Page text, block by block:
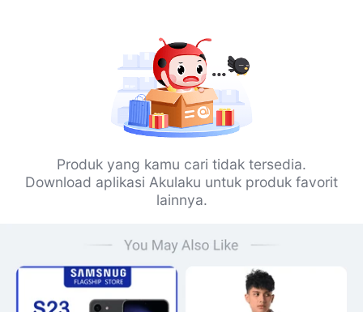
Produk yang kamu cari tidak tersedia.
Download aplikasi Akulaku untuk produk favorit
lainnya.